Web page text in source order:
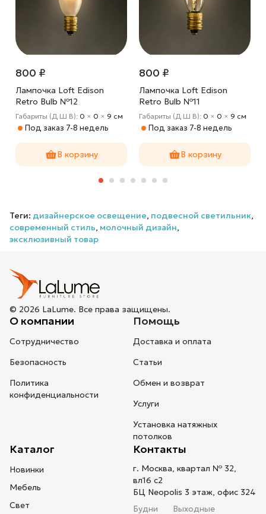
800 ₽
Лампочка Loft Edison
Retro Bulb №12
Габариты (Д Ш В): 0 × 0 × 9 cм
Под заказ 7-8 недель
В корзину
800 ₽
Лампочка Loft Edison
Retro Bulb №11
Габариты (Д Ш В): 0 × 0 × 9 cм
Под заказ 7-8 недель
В корзину
Теги: дизайнерское освещение, подвесной светильник,
современный стиль, молочный дизайн,
эксклюзивный товар
© 2026 LaLume. Все права защищены.
О компании
Сотрудничество
Безопасность
Политика
конфиденциальности
Помощь
Доставка и оплата
Статьи
Обмен и возврат
Услуги
Установка натяжных
потолков
Каталог
Новинки
Мебель
Свет
Контакты
г. Москва, квартал № 32,
вл16 с2
БЦ Neopolis 3 этаж, офис 324
Будни
Выходные